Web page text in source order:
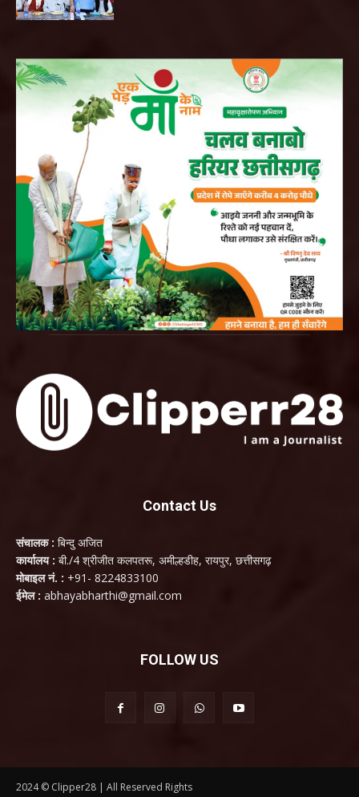
Contact Us
संचालक : बिन्दु अजित
कार्यालय : बी./4 श्रीजीत कलपतरू, अमील्हडीह, रायपुर, छत्तीसगढ़
मोबाइल नं. : +91- 8224833100
ईमेल : abhayabharthi@gmail.com
FOLLOW US
2024 © Clipper28 | All Reserved Rights